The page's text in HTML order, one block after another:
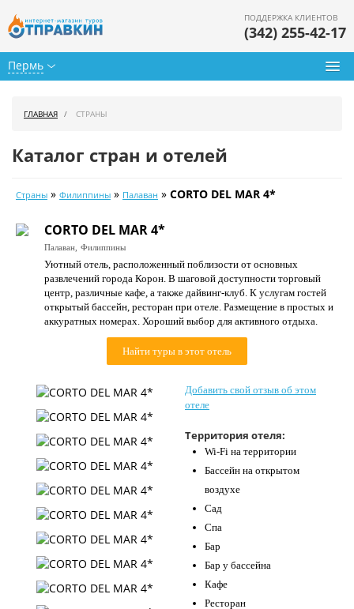
Пермь
ПОДДЕРЖКА КЛИЕНТОВ
(342) 255-42-17
Календарь туров
Цены дня
Страны
Как купить
ГЛАВНАЯ СТРАНЫ
Каталог стран и отелей
Страны » Филиппины » Палаван » CORTO DEL MAR 4*
CORTO DEL MAR 4*
Палаван, Филиппины
Уютный отель, расположенный поблизости от основных
развлечений города Корон. В шаговой доступности торговый
центр, различные кафе, а также дайвинг-клуб. К услугам гостей
открытый бассейн, ресторан при отеле. Размещение в простых и
аккуратных номерах. Хороший выбор для активного отдыха.
Найти туры в этот отель
Добавить свой отзыв об этом
отеле
Территория отеля:
Wi-Fi на территории
Бассейн на открытом
воздухе
Сад
Спа
Бар
Бар у бассейна
Кафе
Ресторан